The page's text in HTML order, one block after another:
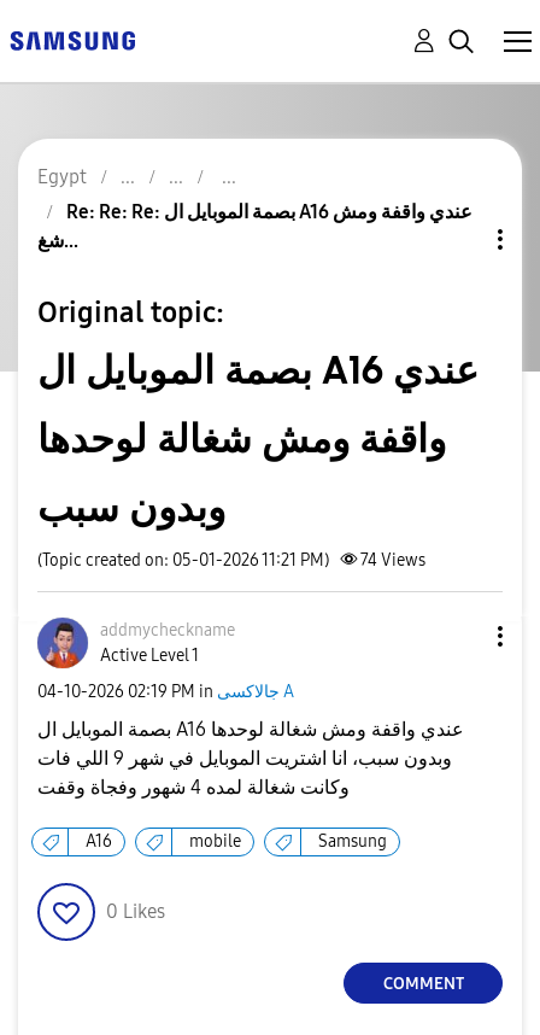
Egypt
Re: Re: Re: بصمة الموبايل ال A16 عندي واقفة ومش
شغ...
Original topic:
بصمة الموبايل ال A16 عندي
واقفة ومش شغالة لوحدها
وبدون سبب
(Topic created on: 05-01-2026 11:21 PM) 74Views
addmycheckname
Active Level 1
‎04-10-2026 02:19 PM in جالاكسى A
بصمة الموبايل ال A16 عندي واقفة ومش شغالة لوحدها
وبدون سبب، انا اشتريت الموبايل في شهر 9 اللي فات
وكانت شغالة لمده 4 شهور وفجاة وقفت
A16 mobile Samsung
0 Likes
COMMENT